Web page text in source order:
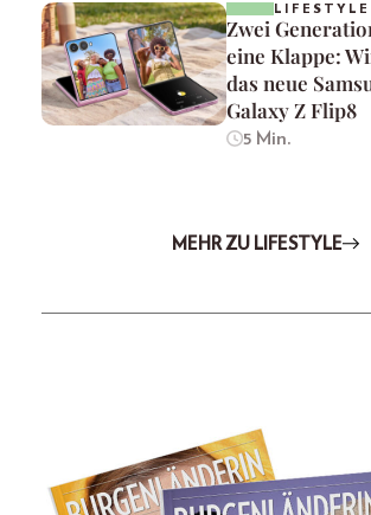
LIFESTYLE
Zwei
eine Klappe:
das neue
Galaxy Z Flip8
5 Min.
MEHR ZU LIFESTYLE